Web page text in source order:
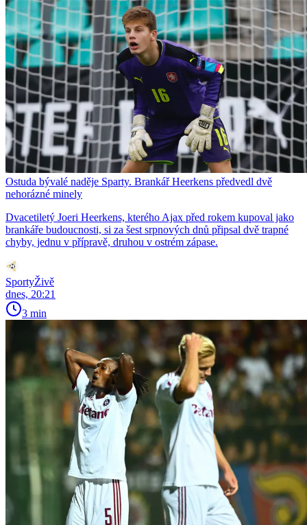
Ostuda bývalé naděje Sparty. Brankář Heerkens předvedl dvě
nehorázné minely
Dvacetiletý Joeri Heerkens, kterého Ajax před rokem kupoval jako
brankáře budoucnosti, si za šest srpnových dnů připsal dvě trapné
chyby, jednu v přípravě, druhou v ostrém zápase.
SportyŽivě
dnes, 20:21
3 min